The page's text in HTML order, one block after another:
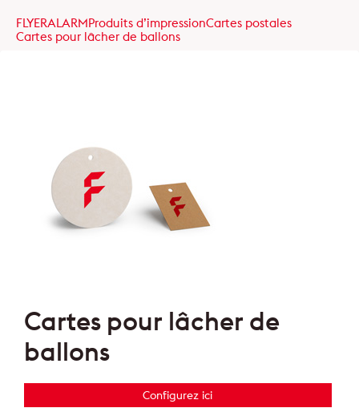
FLYERALARMProduits d’impressionCartes postales
Cartes pour lâcher de ballons
Cartes pour lâcher de
ballons
Configurez ici